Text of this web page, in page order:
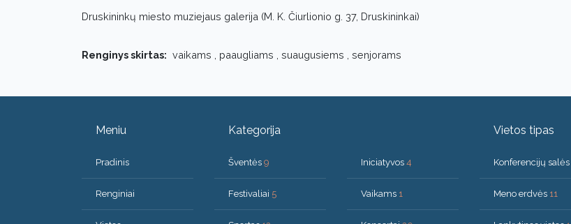
Druskininkų miesto muziejaus galerija (M. K. Čiurlionio g. 37, Druskininkai)
Renginys skirtas: vaikams , paaugliams , suaugusiems , senjorams
Meniu
Pradinis
Renginiai
Kategorija
Šventės 9
Festivaliai 5
Iniciatyvos 4
Vaikams 1
Vietos tipas
Konferencijų salės
Meno erdvės 11